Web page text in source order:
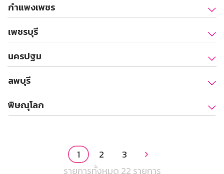
กำแพงเพชร
เพชรบุรี
นครปฐม
ลพบุรี
พิษณุโลก
1 2 3 
รายการทั้งหมด 22 รายการ